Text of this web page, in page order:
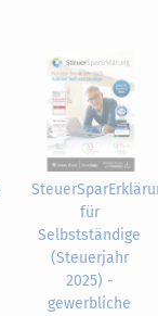
für
Selbstständige
(Steuerjahr
2025) -
gewerbliche